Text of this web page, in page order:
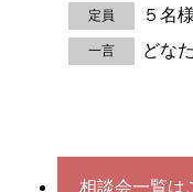
定員 ５名
一言 どな
相談会一覧は